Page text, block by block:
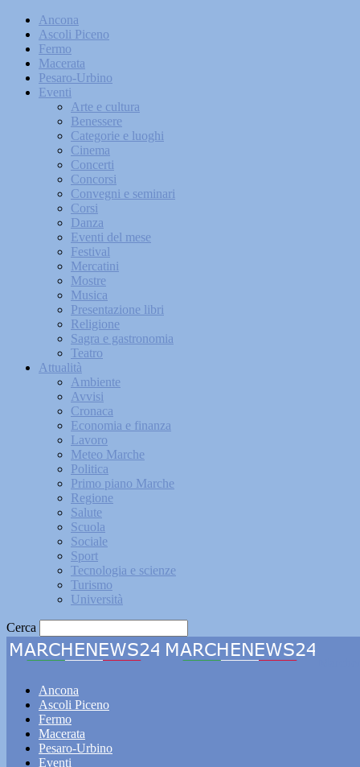
Ancona
Ascoli Piceno
Fermo
Macerata
Pesaro-Urbino
Eventi
Arte e cultura
Benessere
Categorie e luoghi
Cinema
Concerti
Concorsi
Convegni e seminari
Corsi
Danza
Eventi del mese
Festival
Mercatini
Mostre
Musica
Presentazione libri
Religione
Sagra e gastronomia
Teatro
Attualità
Ambiente
Avvisi
Cronaca
Economia e finanza
Lavoro
Meteo Marche
Politica
Primo piano Marche
Regione
Salute
Scuola
Sociale
Sport
Tecnologia e scienze
Turismo
Università
Cerca
Ancona
Ascoli Piceno
Fermo
Macerata
Pesaro-Urbino
Eventi